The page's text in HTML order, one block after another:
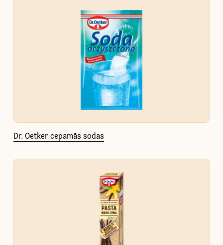
Dr. Oetker cepamās sodas